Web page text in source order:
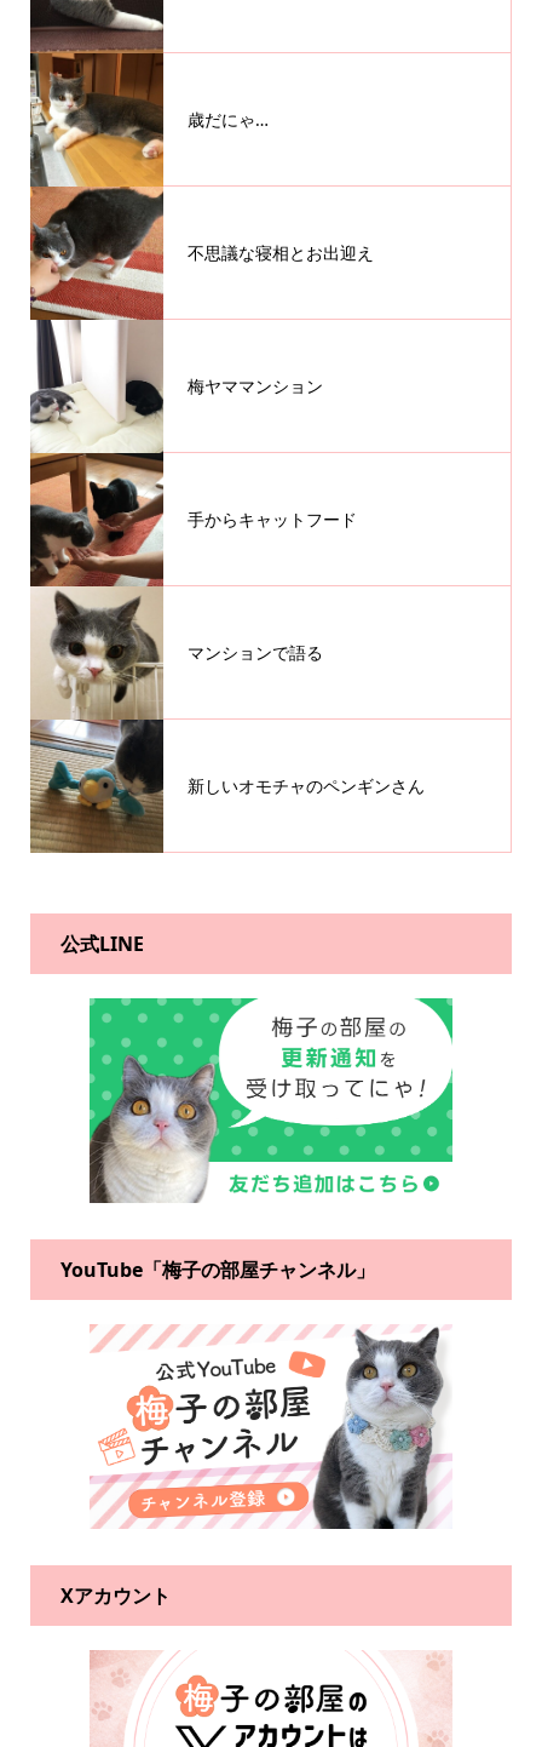
歳だにゃ…
不思議な寝相とお出迎え
梅ヤママンション
手からキャットフード
マンションで語る
新しいオモチャのペンギンさん
公式LINE
YouTube「梅子の部屋チャンネル」
Xアカウント